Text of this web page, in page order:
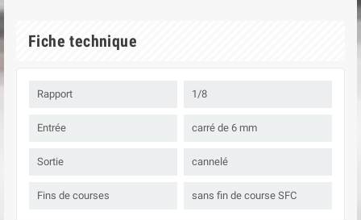
Fiche technique
Rapport 1/8
Entrée carré de 6 mm
Sortie cannelé
Fins de courses sans fin de course SFC